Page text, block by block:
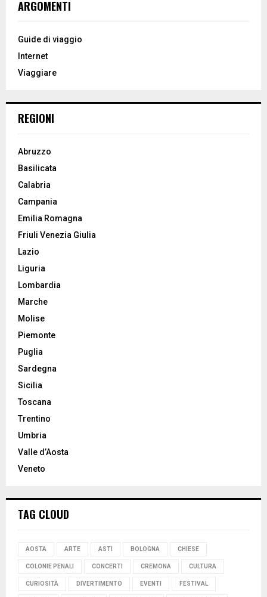
h
o
:
ARGOMENTI
Guide di viaggio
Internet
Viaggiare
REGIONI
Abruzzo
Basilicata
Calabria
Campania
Emilia Romagna
Friuli Venezia Giulia
Lazio
Liguria
Lombardia
Marche
Molise
Piemonte
Puglia
Sardegna
Sicilia
Toscana
Trentino
Umbria
Valle d’Aosta
Veneto
TAG CLOUD
AOSTA ARTE ASTI BOLOGNA CHIESE
COLONIE PENALI CONCERTI CREMONA CULTURA
CURIOSITÀ DIVERTIMENTO EVENTI FESTIVAL